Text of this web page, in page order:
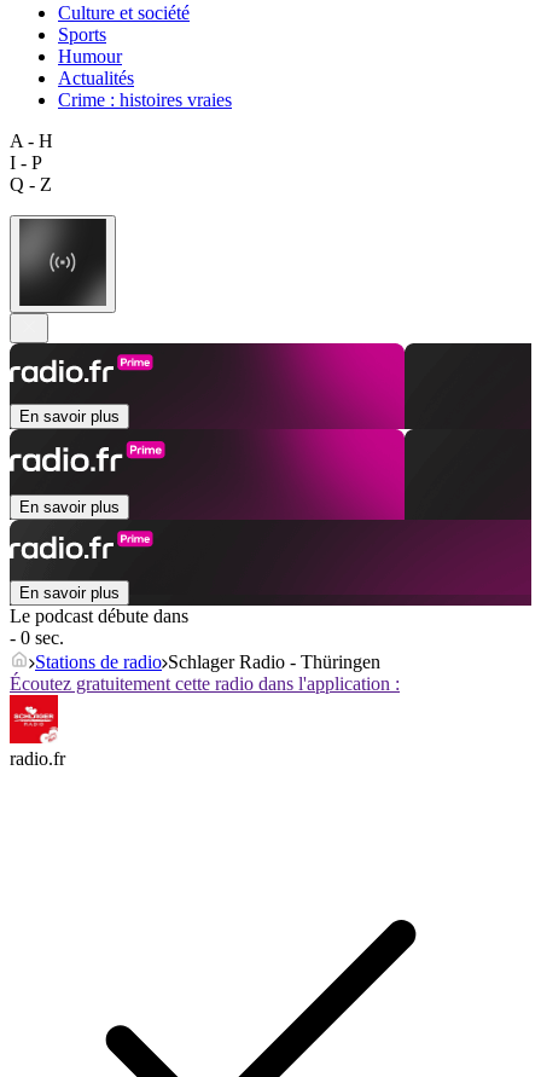
Culture et société
Sports
Humour
Actualités
Crime : histoires vraies
A - H
I - P
Q - Z
En savoir plus
En savoir plus
En savoir plus
Le podcast débute dans
- 0 sec.
Stations de radio Schlager Radio - Thüringen
Écoutez gratuitement cette radio dans l'application :
radio.fr